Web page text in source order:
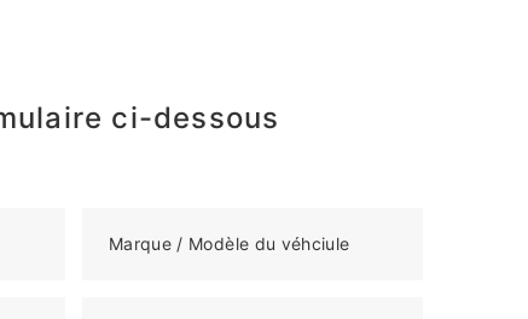
ci-dessous
Marque / Modèle du véhciule